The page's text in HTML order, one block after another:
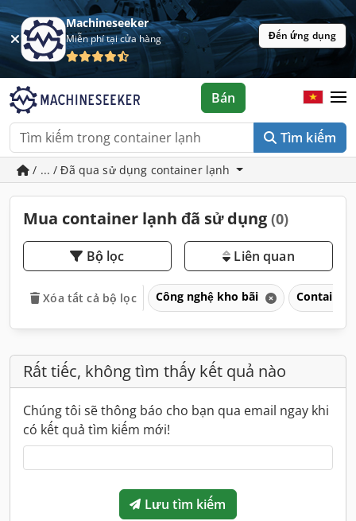
Machineseeker
Miễn phí tại cửa hàng Đến ứng dụng
Tìm kiếm
Bán
/ ... / Đã qua sử dụng container lạnh
Mua container lạnh đã sử dụng (0)
Bộ lọc Liên quan
Xóa tất cả bộ lọc Công nghệ kho bãi Container
Rất tiếc, không tìm thấy kết quả nào
Chúng tôi sẽ thông báo cho bạn qua email ngay khi
có kết quả tìm kiếm mới!
Lưu tìm kiếm